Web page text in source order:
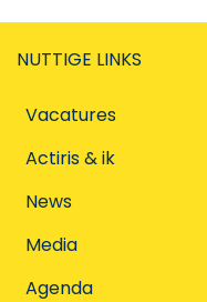
NUTTIGE LINKS
Vacatures
Actiris & ik
News
Media
Agenda